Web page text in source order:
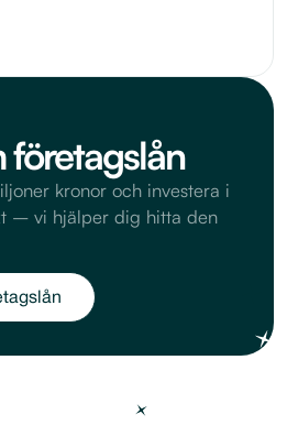
företagslån
kronor och investera i
– vi hjälper dig hitta den